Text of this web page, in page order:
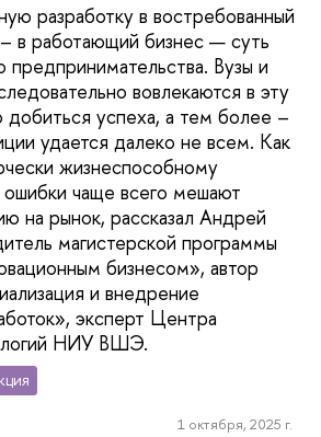
разработку в востребованный
в работающий бизнес — суть
предпринимательства. Вузы и
вовлекаются в эту
добиться успеха, а тем более –
удается далеко не всем. Как
жизнеспособному
чаще всего мешают
на рынок, рассказал Андрей
магистерской программы
бизнесом», автор
и внедрение
эксперт Центра
НИУ ВШЭ.
1 октября, 2025 г.